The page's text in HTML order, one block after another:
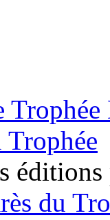
Trophée
éditions
du